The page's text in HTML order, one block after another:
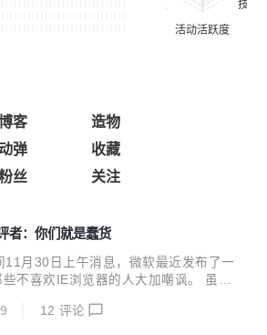
客
造物
弹
收藏
丝 关注
者：你们就是蠢货
11月30日上午消息，微软最近发布了一
不喜欢IE浏览器的人大加嘲讽。 虽然
批评。微软的这种强硬态度在IE10新广
12 评论